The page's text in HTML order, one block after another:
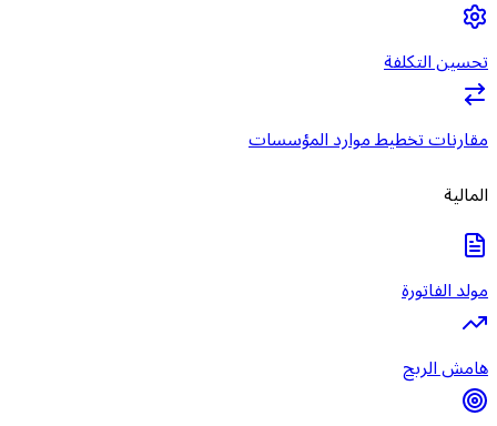
تحسين التكلفة
مقارنات تخطيط موارد المؤسسات
المالية
مولد الفاتورة
هامش الربح